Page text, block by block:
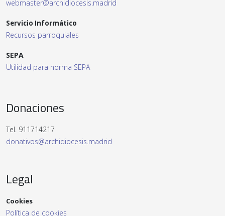
webmaster@archidiocesis.madrid
Servicio Informático
Recursos parroquiales
SEPA
Utilidad para norma SEPA
Donaciones
Tel. 911714217
donativos@archidiocesis.madrid
Legal
Cookies
Política de cookies